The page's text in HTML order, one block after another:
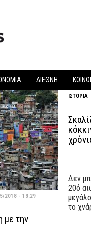
ΔΙΕΘΝΗ
2018 - 13:29
με την
ΙΣΤΟΡΙΑ
Δεν
20ό
το